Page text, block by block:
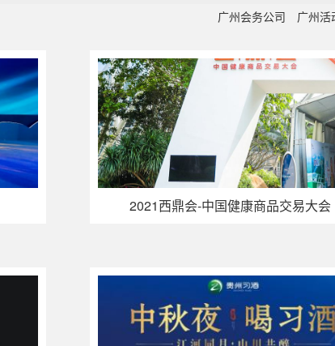
广州会务公司 广州活
2021西鼎会-中国健康商品交易大